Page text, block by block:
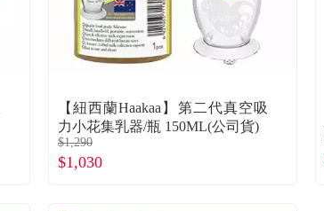
【紐西蘭Haakaa】第二代真空吸
力小花集乳器/瓶 150ML(公司貨)
$1,290
$1,030